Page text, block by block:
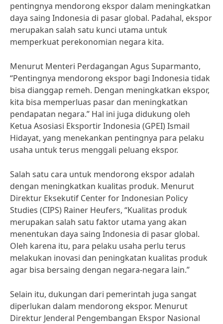
pentingnya mendorong ekspor dalam meningkatkan
daya saing Indonesia di pasar global. Padahal, ekspor
merupakan salah satu kunci utama untuk
memperkuat perekonomian negara kita.
Menurut Menteri Perdagangan Agus Suparmanto,
“Pentingnya mendorong ekspor bagi Indonesia tidak
bisa dianggap remeh. Dengan meningkatkan ekspor,
kita bisa memperluas pasar dan meningkatkan
pendapatan negara.” Hal ini juga didukung oleh
Ketua Asosiasi Eksportir Indonesia (GPEI) Ismail
Hidayat, yang menekankan pentingnya para pelaku
usaha untuk terus menggali peluang ekspor.
Salah satu cara untuk mendorong ekspor adalah
dengan meningkatkan kualitas produk. Menurut
Direktur Eksekutif Center for Indonesian Policy
Studies (CIPS) Rainer Heufers, “Kualitas produk
merupakan salah satu faktor utama yang akan
menentukan daya saing Indonesia di pasar global.
Oleh karena itu, para pelaku usaha perlu terus
melakukan inovasi dan peningkatan kualitas produk
agar bisa bersaing dengan negara-negara lain.”
Selain itu, dukungan dari pemerintah juga sangat
diperlukan dalam mendorong ekspor. Menurut
Direktur Jenderal Pengembangan Ekspor Nasional